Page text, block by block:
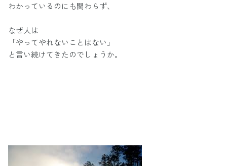
わかっているのにも関わらず、
なぜ人は
「やってやれないことはない」
と言い続けてきたのでしょうか。